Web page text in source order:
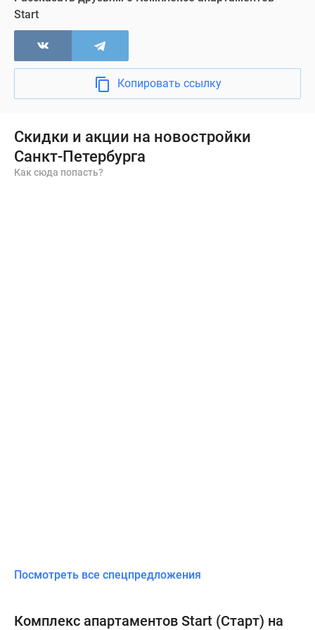
авто,
заказ
доставка
еды
также
ежедневная
уборка
Start
Копировать ссылку
Скидки и акции на новостройки
Санкт-Петербурга
Как сюда попасть?
Посмотреть все спецпредложения
Комплекс апартаментов Start (Старт) на